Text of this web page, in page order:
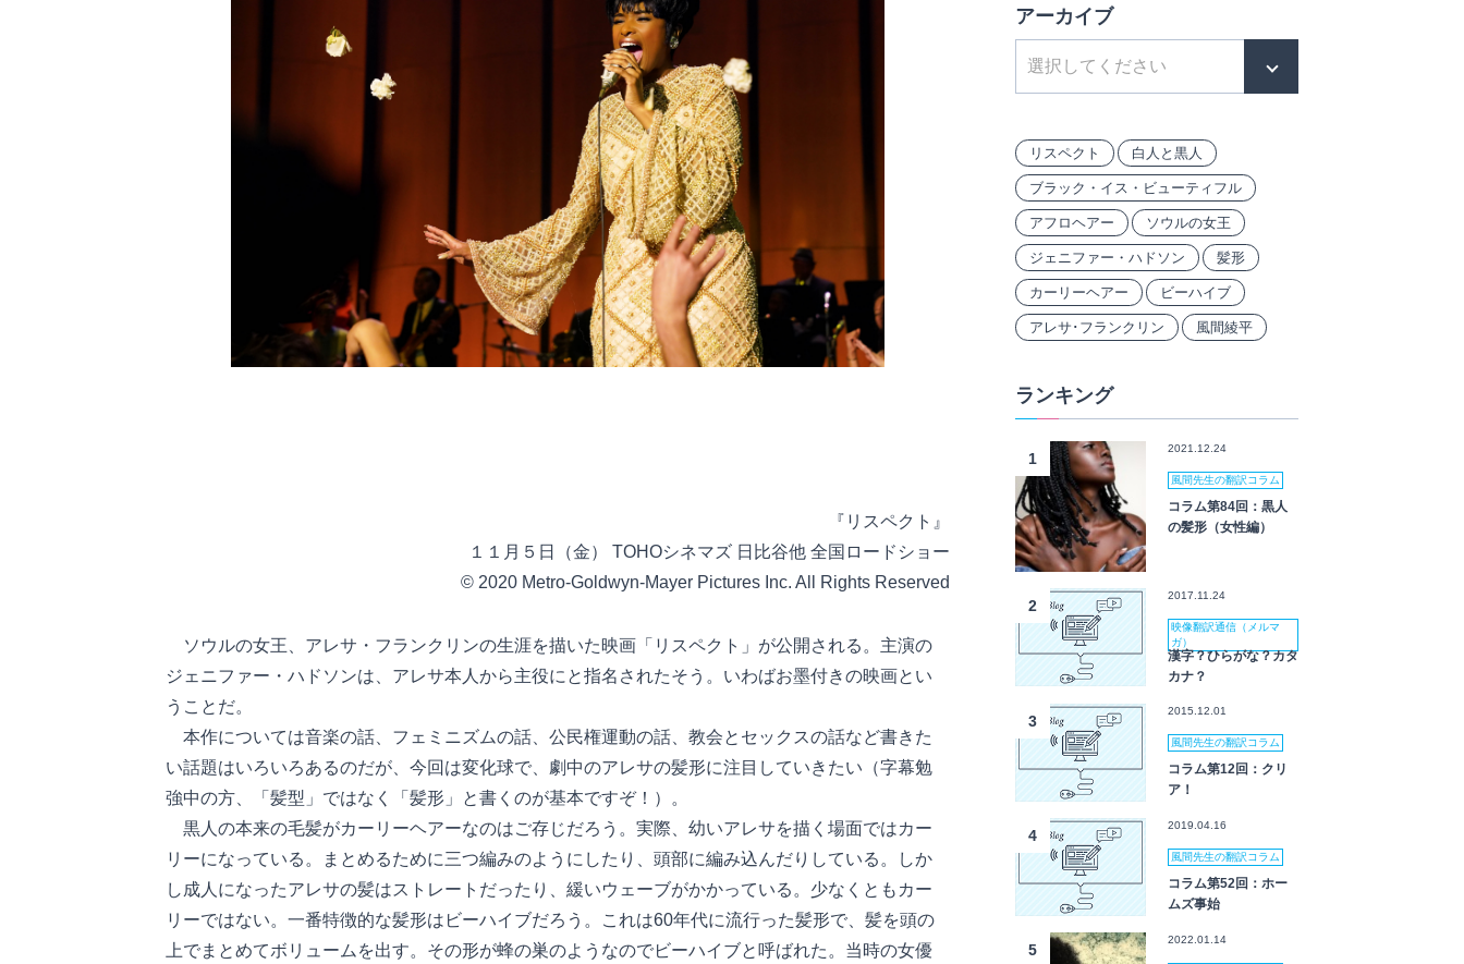
『リスペクト』
１１月５日（金） TOHOシネマズ 日比谷他 全国ロードショー
© 2020 Metro-Goldwyn-Mayer Pictures Inc. All Rights Reserved
ソウルの女王、アレサ・フランクリンの生涯を描いた映画「リスペクト」が公開される。主演の
ジェニファー・ハドソンは、アレサ本人から主役にと指名されたそう。いわばお墨付きの映画とい
うことだ。
本作については音楽の話、フェミニズムの話、公民権運動の話、教会とセックスの話など書きた
い話題はいろいろあるのだが、今回は変化球で、劇中のアレサの髪形に注目していきたい（字幕勉
強中の方、「髪型」ではなく「髪形」と書くのが基本ですぞ！）。
黒人の本来の毛髪がカーリーヘアーなのはご存じだろう。実際、幼いアレサを描く場面ではカー
リーになっている。まとめるために三つ編みのようにしたり、頭部に編み込んだりしている。しか
し成人になったアレサの髪はストレートだったり、緩いウェーブがかかっている。少なくともカー
リーではない。一番特徴的な髪形はビーハイブだろう。これは60年代に流行った髪形で、髪を頭の
上でまとめてボリュームを出す。その形が蜂の巣のようなのでビーハイブと呼ばれた。当時の女優
アーカイブ
リスペクト 白人と黒人
ブラック・イス・ビューティフル
アフロヘアー ソウルの女王
ジェニファー・ハドソン 髪形
カーリーヘアー ビーハイブ
アレサ･フランクリン 風間綾平
ランキング
1
2021.12.24
風間先生の翻訳コラム
コラム第84回：黒人
の髪形（女性編）
2
2017.11.24
映像翻訳通信（メルマ
ガ）
漢字？ひらがな？カタ
カナ？
3
2015.12.01
風間先生の翻訳コラム
コラム第12回：クリ
ア！
4
2019.04.16
風間先生の翻訳コラム
コラム第52回：ホー
ムズ事始
5
2022.01.14